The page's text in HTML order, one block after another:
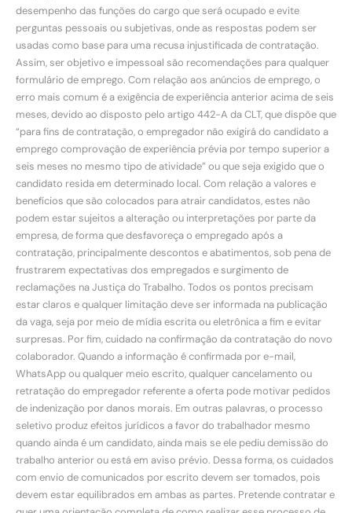
desempenho das funções do cargo que será ocupado e evite
perguntas pessoais ou subjetivas, onde as respostas podem ser
usadas como base para uma recusa injustificada de contratação.
Assim, ser objetivo e impessoal são recomendações para qualquer
formulário de emprego. Com relação aos anúncios de emprego, o
erro mais comum é a exigência de experiência anterior acima de seis
meses, devido ao disposto pelo artigo 442-A da CLT, que dispõe que
“para fins de contratação, o empregador não exigirá do candidato a
emprego comprovação de experiência prévia por tempo superior a
seis meses no mesmo tipo de atividade” ou que seja exigido que o
candidato resida em determinado local. Com relação a valores e
benefícios que são colocados para atrair candidatos, estes não
podem estar sujeitos a alteração ou interpretações por parte da
empresa, de forma que desfavoreça o empregado após a
contratação, principalmente descontos e abatimentos, sob pena de
frustrarem expectativas dos empregados e surgimento de
reclamações na Justiça do Trabalho. Todos os pontos precisam
estar claros e qualquer limitação deve ser informada na publicação
da vaga, seja por meio de mídia escrita ou eletrônica a fim e evitar
surpresas. Por fim, cuidado na confirmação da contratação do novo
colaborador. Quando a informação é confirmada por e-mail,
WhatsApp ou qualquer meio escrito, qualquer cancelamento ou
retratação do empregador referente a oferta pode motivar pedidos
de indenização por danos morais. Em outras palavras, o processo
seletivo produz efeitos jurídicos a favor do trabalhador mesmo
quando ainda é um candidato, ainda mais se ele pediu demissão do
trabalho anterior ou está em aviso prévio. Dessa forma, os cuidados
com envio de comunicados por escrito devem ser tomados, pois
devem estar equilibrados em ambas as partes. Pretende contratar e